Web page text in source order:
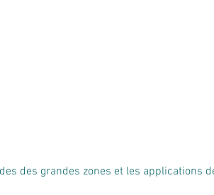
des grandes zones et les applications